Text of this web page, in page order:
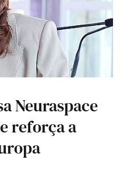
Neuraspace
reforça a